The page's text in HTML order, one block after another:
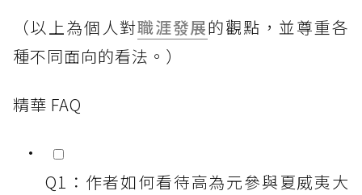
（以上為個人對職涯發展的觀點，並尊重各
種不同面向的看法。）
精華 FAQ
Q1：作者如何看待高為元參與夏威夷大